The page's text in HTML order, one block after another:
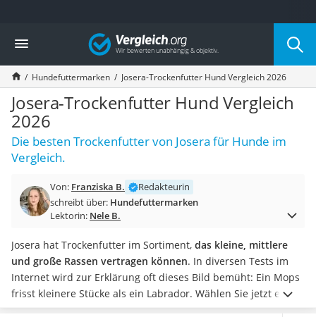
Die beliebtesten Vergleiche nach Kategorie
Drogerie
Inhalator
Haarschneider
Rollator
Braun Rasierer
Katzenklappe (Chip)
Rasierer
Masturbator
Epilierer
Reisehaartrockner
Magnesiumpräparat
Katzenklappe
Nackenmassagegerät
Zeckenschutz Katze
leichter Haartrockner
Vergleich
Hundefuttermarken Josera-Trockenfutter Hund Vergleich 2026
Josera-Trockenfutter Hund Vergleich
2026
Die besten Trockenfutter von Josera für Hunde im
Vergleich.
Von: Franziska B.
Redakteurin
schreibt über: Hundefuttermarken
Lektorin: Nele B.
Josera hat Trockenfutter im Sortiment, das kleine, mittlere
und große Rassen vertragen können. In diversen Tests im
Internet wird zur Erklärung oft dieses Bild bemüht: Ein Mops
frisst kleinere Stücke als ein Labrador. Wählen Sie jetzt ein
Josera-Trockenfutter für Hunde aus unserer